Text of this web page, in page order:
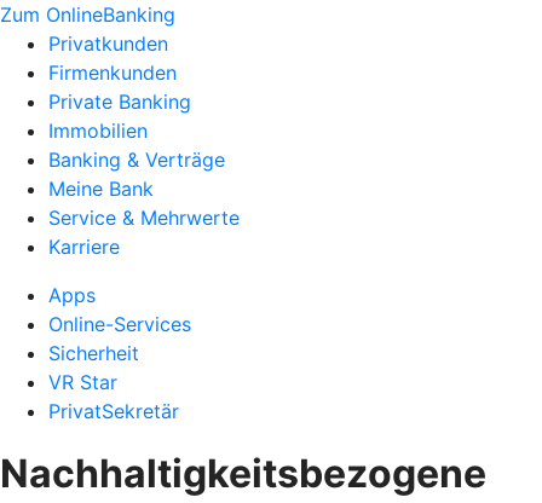
Zum OnlineBanking
Privatkunden
Firmenkunden
Private Banking
Immobilien
Banking & Verträge
Meine Bank
Service & Mehrwerte
Karriere
Apps
Online-Services
Sicherheit
VR Star
PrivatSekretär
Nachhaltigkeitsbezogene